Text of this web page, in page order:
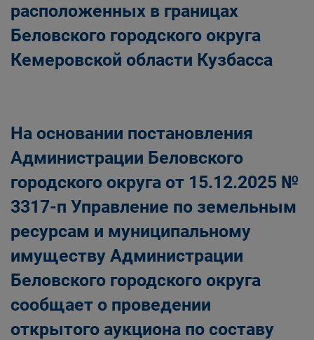
расположенных в границах
Беловского городского округа
Кемеровской области Кузбасса
На основании постановления
Администрации Беловского
городского округа от 15.12.2025 №
3317-п Управление по земельным
ресурсам и муниципальному
имуществу Администрации
Беловского городского округа
сообщает о проведении
открытого аукциона по составу